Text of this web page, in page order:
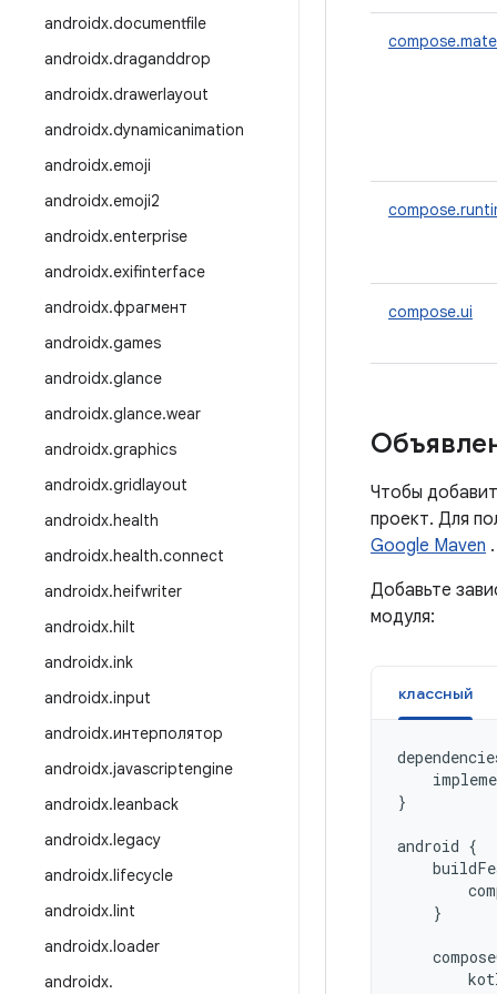
androidx.documentfile
androidx.draganddrop
androidx.drawerlayout
androidx.dynamicanimation
androidx.emoji
androidx.emoji2
androidx.enterprise
androidx.exifinterface
androidx.фрагмент
androidx.games
androidx.glance
androidx.glance.wear
androidx.graphics
androidx.gridlayout
androidx.health
androidx.health.connect
androidx.heifwriter
androidx.hilt
androidx.ink
androidx.input
androidx.интерполятор
androidx.javascriptengine
androidx.leanback
androidx.legacy
androidx.lifecycle
androidx.lint
androidx.loader
androidx.
compose.ui
Чтобы
проект. Для
Google Maven .
Добавьте
модуля:
классный
}
android {
}